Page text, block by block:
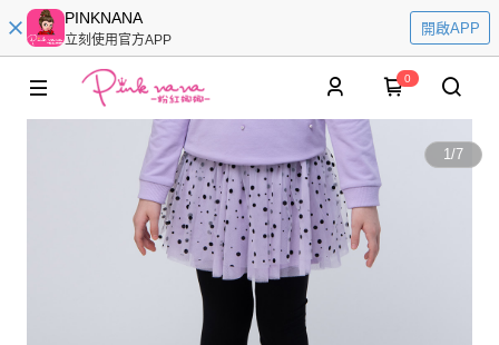
PINKNANA
立刻使用官方APP
開啟APP
0
1/7